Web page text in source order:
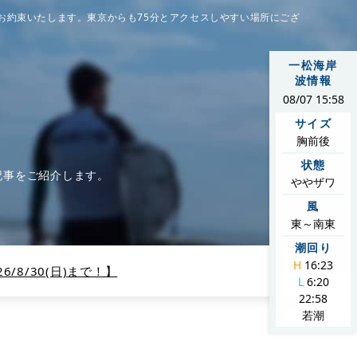
一松海岸
波情報
08/07 15:58
サイズ
胸前後
状態
ややザワ
風
東～南東
潮回り
H 16:23
L6:20
22:58
若潮
束いたします。東京からも75分とアクセスしやすい場所にござ
をご紹介します。
8/30(日)まで！】